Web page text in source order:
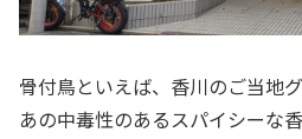
骨付鳥といえば、香川のご当地
あの中毒性のあるスパイシーな